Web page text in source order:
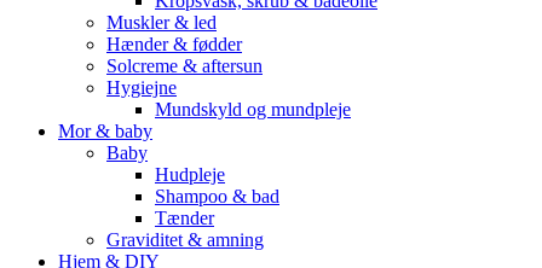
Muskler & led
Hænder & fødder
Solcreme & aftersun
Hygiejne
Mundskyld og mundpleje
Mor & baby
Baby
Hudpleje
Shampoo & bad
Tænder
Graviditet & amning
Hjem & DIY